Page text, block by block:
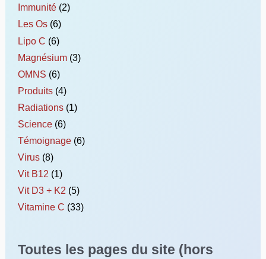
Immunité (2)
Les Os (6)
Lipo C (6)
Magnésium (3)
OMNS (6)
Produits (4)
Radiations (1)
Science (6)
Témoignage (6)
Virus (8)
Vit B12 (1)
Vit D3 + K2 (5)
Vitamine C (33)
Toutes les pages du site (hors